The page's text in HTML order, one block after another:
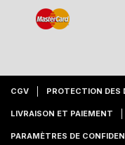
CGV PROTECTION DES
LIVRAISON ET PAIEMENT
PARAMÈTRES DE